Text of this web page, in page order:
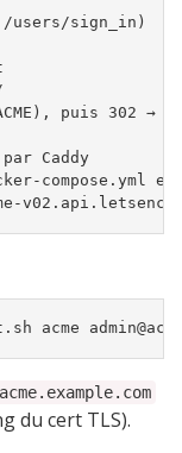
users/sign_in)
puis 302 →
Caddy
compose.yml
du cert TLS).